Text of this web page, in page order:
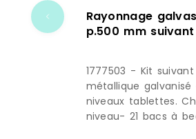
Rayonnage
p.500 mm suivant
1777503 - Kit
métallique
niveaux tablettes.
niveau- 21 bacs à